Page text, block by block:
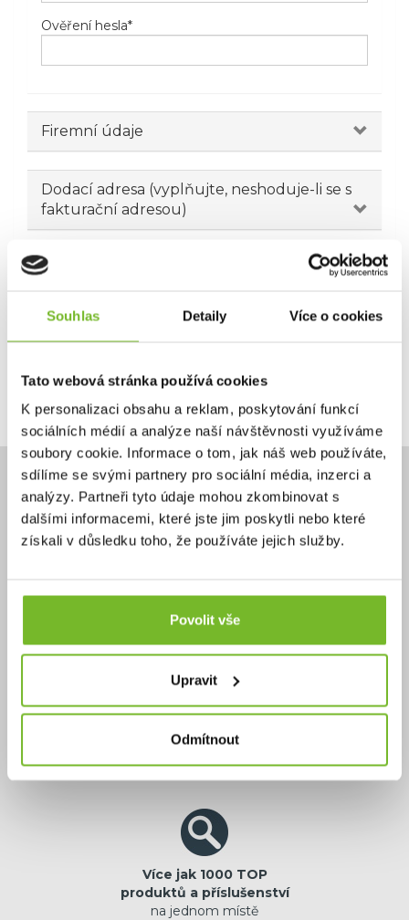
Souhlas Detaily Více o cookies
Tato webová stránka používá cookies
K personalizaci obsahu a reklam, poskytování funkcí
sociálních médií a analýze naší návštěvnosti využíváme
soubory cookie. Informace o tom, jak náš web používáte,
sdílíme se svými partnery pro sociální média, inzerci a
analýzy. Partneři tyto údaje mohou zkombinovat s
dalšími informacemi, které jste jim poskytli nebo které
získali v důsledku toho, že používáte jejich služby.
Povolit vše
Upravit
Odmítnout
Ověření hesla*
Firemní údaje
Dodací adresa (vyplňujte, neshoduje-li se s
fakturační adresou)
Novinky emailem
Ano, chci dostávat emailem novinky.
Pokračovat
eshop@moris.cz
Výhradní zastoupení
jistota originální
Více jak 1000 TOP
produktů a příslušenství
na jednom místě